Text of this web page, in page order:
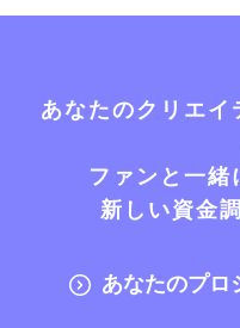
あなたのクリエイ
ファンと一
新しい資金
あなたのプロ